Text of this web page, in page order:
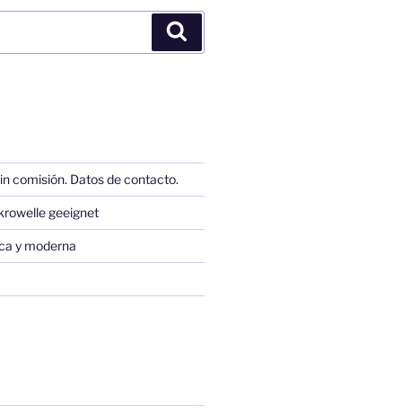
comisión. Datos de contacto.
geeignet
y moderna